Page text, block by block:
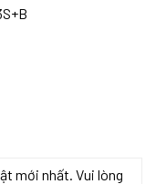
mới nhất. Vui lòng